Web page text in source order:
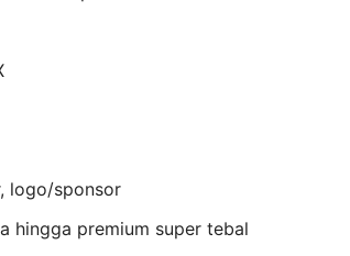
logo/sponsor
hingga premium super tebal